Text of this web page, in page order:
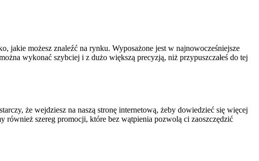
jakie możesz znaleźć na rynku. Wyposażone jest w najnowocześniejsze
wykonać szybciej i z dużo większą precyzją, niż przypuszczałeś do tej
że wejdziesz na naszą stronę internetową, żeby dowiedzieć się więcej
również szereg promocji, które bez wątpienia pozwolą ci zaoszczędzić